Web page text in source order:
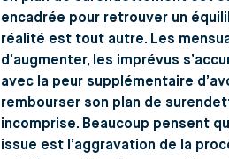
encadrée pour retrouver un
réalité est tout autre. Les
d’augmenter, les imprévus
avec la peur supplémentaire
rembourser son plan de
incomprise. Beaucoup pensent
issue est l’aggravation de la